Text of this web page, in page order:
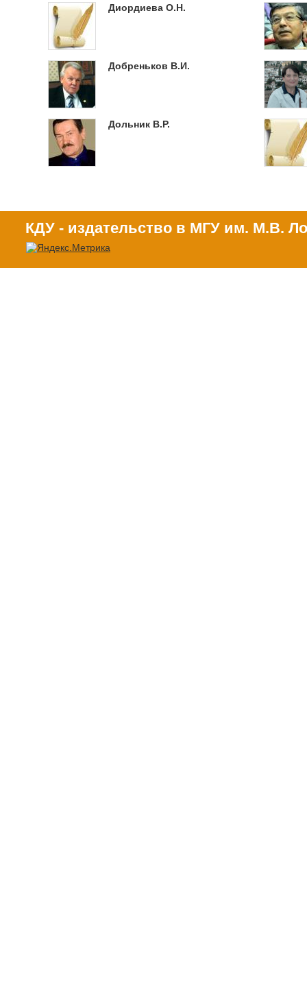
Диордиева О.Н.
Добреньков В.И.
Дольник В.Р.
КДУ - издательство в МГУ им. М.В.